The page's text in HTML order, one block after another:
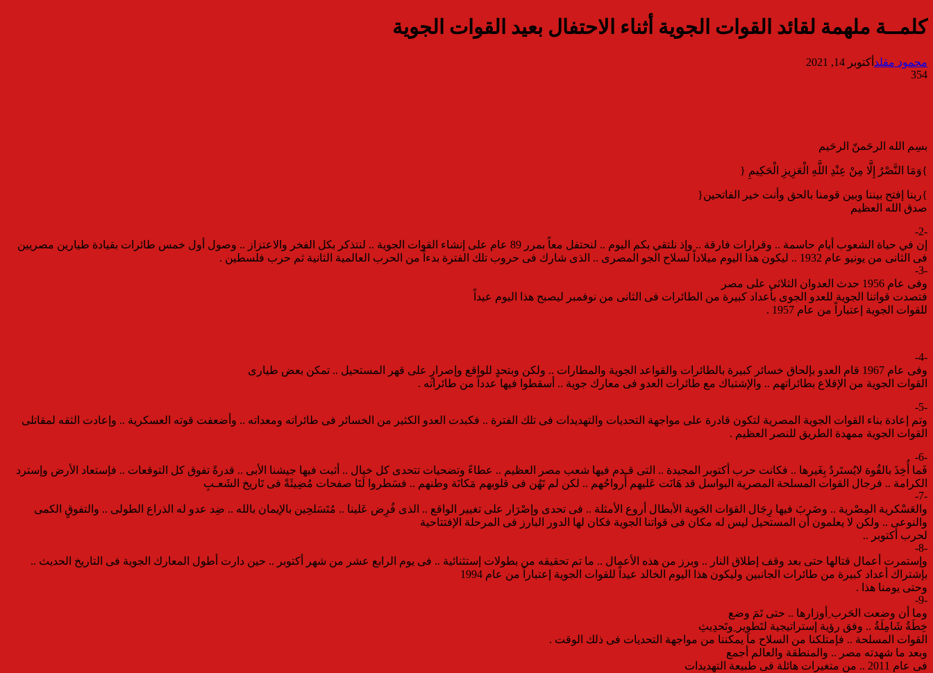
كلمــة ملهمة لقائد القوات الجوية أثناء الاحتفال بعيد القوات الجوية
محمود مقلد أكتوبر 14, 2021
354
بسِم الله الرحَمنّ الرحَيم
}وَمَا النَّصْرُ إِلَّا مِنْ عِنْدِ اللَّهِ الْعَزِيزِ الْحَكِيمِ {
}ربنا إفتح بيننا وبين قومنا بالحق وأنت خير الفاتحين{
صدق الله العظيم
-2-
إن في حياة الشعوب أيام حاسمة .. وقرارات فارقة .. وإذ نلتقي بكم اليوم .. لنحتفل معاً بمرر 89 عام على إنشاء القوات الجوية .. لنتذكر بكل الفخر والاعتزاز .. وصول أول خمس طائرات بقيادة طيارين مصريين
فى الثانى من يونيو عام 1932 .. ليكون هذا اليوم ميلاداً لسلاح الجو المصرى .. الذى شارك فى حروب تلك الفترة بدءاً من الحرب العالمية الثانية ثم حرب فلسطين .
-3-
وفى عام 1956 حدث العدوان الثلاثى على مصر
فتصدت قواتنا الجوية للعدو الجوى بأعداد كبيرة من الطائرات فى الثانى من نوفمبر ليصبح هذا اليوم عيداً
للقوات الجوية إعتباراً من عام 1957 .
-4-
وفى عام 1967 قام العدو بإلحاق خسائر كبيرة بالطائرات والقواعد الجوية والمطارات .. ولكن وبتحدٍ للواقع وإصرارٍ على قهر المستحيل .. تمكن بعض طيارى
القوات الجوية من الإقلاع بطائراتهم .. والإشتباك مع طائرات العدو فى معارك جوية .. أسقطوا فيها عدداً من طائراته .
-5-
وتم إعادة بناء القوات الجوية المصرية لتكون قادرة على مواجهة التحديات والتهديدات فى تلك الفترة .. فكبدت العدو الكثير من الخسائر فى طائراته ومعداته .. وأضعفت قوته العسكرية .. وإعادت الثقه لمقاتلى
القوات الجوية ممهدة الطريق للنصر العظيم .
-6-
فَما أُخِذَ بالقُوة لايُستَردُ بِغَيرها .. فكانت حرب أكتوبر المجيدة .. التى قـدم فيها شعب مصر العظيم .. عطاءً وتضحيات تتحدى كل خيال .. أثبت فيها جيشنا الأبى .. قدرةً تفوق كل التوقعات .. فإستعاد الأرض وإسترد
الكرامة .. فرجال القوات المسلحة المصرية البواسل قد هَانَت عَليهم أَرواحُهم .. لكن لم تَهُن فى قلوبهم مَكانَة وطنهم .. فسَطروا لَنَا صفحات مُضِيئَةً فى تَاريخ الشَعـبِ
-7-
والعَسْكرية المِصْرية .. وضَربَ فيها رِجَال القوَات الجَوية الأبطال أروع الأمثلة .. فى تحدى وإصْرَار على تغيير الواقع .. الذى فُرِض عَلينا .. مُتَسَلحِين بالإيمان بالله .. ضِد عدو له الذراع الطولى .. والتفوقٍ الكمى
والنوعى .. ولكن لا يعلمون أن المستحيل ليس له مكان فى قواتنا الجوية فكان لها الدور البارز فى المرحلة الإفتتاحية
لحرب أكتوبر ..
-8-
وإستمرت أعمال قتالها حتى بعد وقف إطلاق النار .. وبرز من هذه الأعمال .. ما تم تحقيقه من بطولات إستثنائية .. فى يوم الرابع عشر من شهر أكتوبر .. حين دارت أطول المعارك الجوية فى التاريخ الحديث ..
بإشتراك أعداد كبيرة من طائرات الجانبين وليكون هذا اليوم الخالد عيداً للقوات الجوية إعتباراً من عام 1994
وحتى يومنا هذا .
-9-
وما أن وضعت الحَرب ِأوزارها .. حتى تَمَ وضع
خِطَةُ شَامِلَةُ .. وفق رؤية إستراتيجية لتَطوِير ِوتَحدِيثِ
القوات المسلحة .. فإمتلكنا من السلاح ما يمكننا من مواجهة التحديات فى ذلك الوقت .
وبعد ما شهدته مصر .. والمنطقة والعالم أجمع
فى عام 2011 .. من متغيرات هائلة فى طبيعة التهديدات